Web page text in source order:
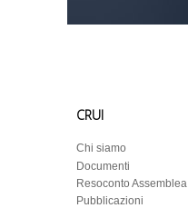
CRUI
Chi siamo
Documenti
Resoconto Assemblea
Pubblicazioni